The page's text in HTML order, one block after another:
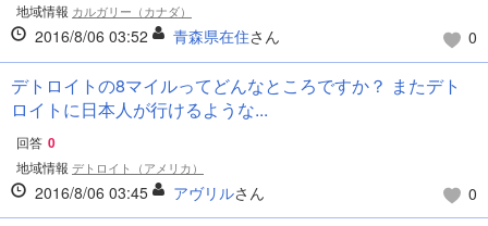
地域情報 カルガリー（カナダ）
2016/8/06 03:52 青森県在住さん 0
デトロイトの8マイルってどんなところですか？ またデト
ロイトに日本人が行けるような...
回答 0
地域情報 デトロイト（アメリカ）
2016/8/06 03:45 アヴリルさん 0